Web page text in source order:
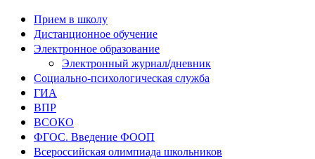
Прием в школу
Дистанционное обучение
Электронное образование
Электронный журнал/дневник
Социально-психологическая служба
ГИА
ВПР
ВСОКО
ФГОС. Введение ФООП
Всероссийская олимпиада школьников